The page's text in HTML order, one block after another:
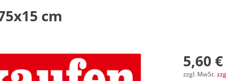
cm
5,60
zzgl. MwSt.